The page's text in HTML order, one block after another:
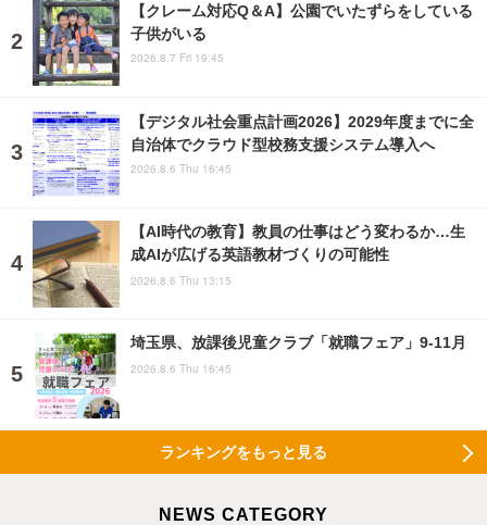
【クレーム対応Q＆A】公園でいたずらをしている
子供がいる
2026.8.7 Fri 19:45
【デジタル社会重点計画2026】2029年度までに全
自治体でクラウド型校務支援システム導入へ
2026.8.6 Thu 16:45
【AI時代の教育】教員の仕事はどう変わるか…生
成AIが広げる英語教材づくりの可能性
2026.8.6 Thu 13:15
埼玉県、放課後児童クラブ「就職フェア」9-11月
2026.8.6 Thu 16:45
ランキングをもっと見る
NEWS CATEGORY